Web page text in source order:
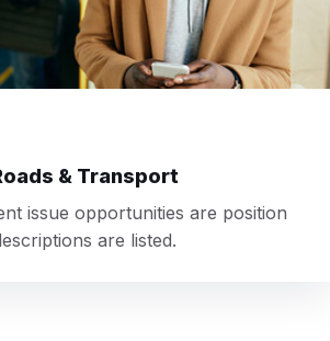
& Transport
issue opportunities are position
are listed.